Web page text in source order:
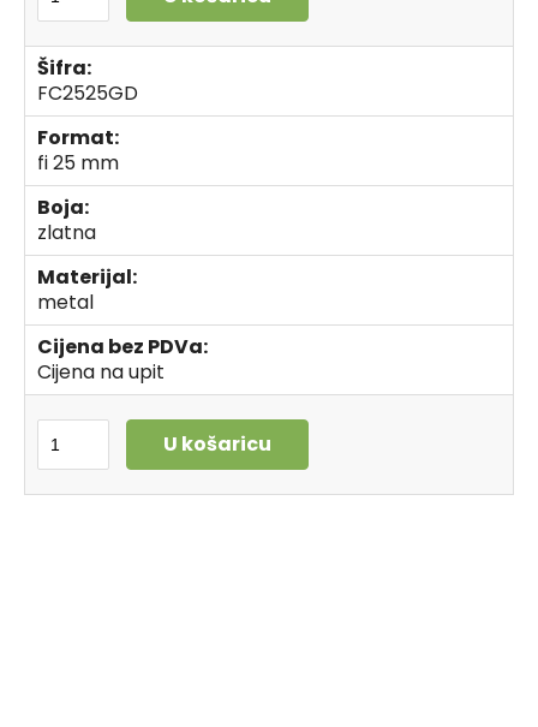
Šifra:
FC2525GD
Format:
fi 25 mm
Boja:
zlatna
Materijal:
metal
Cijena bez PDVa:
Cijena na upit
U košaricu